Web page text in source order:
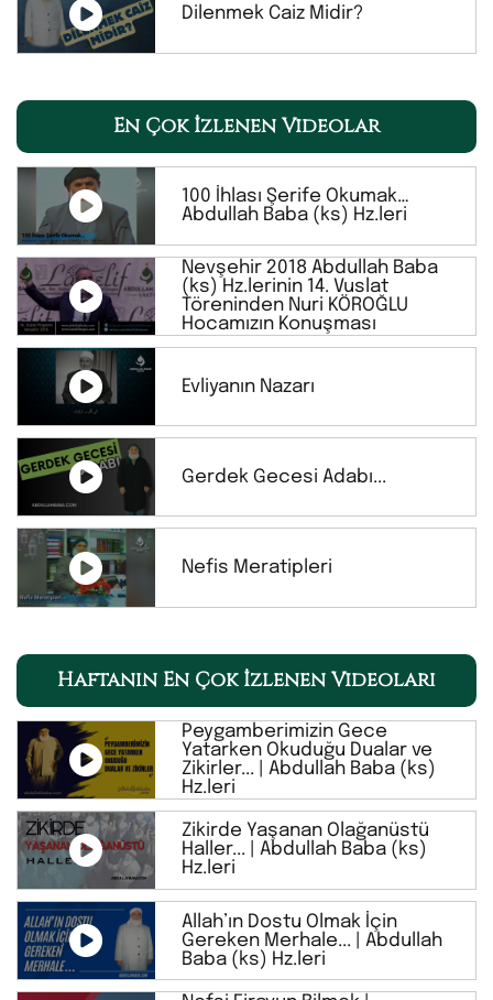
Dilenmek Caiz Midir?
En Çok İzlenen Videolar
100 İhlası Şerife Okumak…
Abdullah Baba (ks) Hz.leri
Nevşehir 2018 Abdullah Baba
(ks) Hz.lerinin 14. Vuslat
Töreninden Nuri KÖROĞLU
Hocamızın Konuşması
Evliyanın Nazarı
Gerdek Gecesi Adabı...
Nefis Meratipleri
Haftanın En Çok İzlenen Videoları
Peygamberimizin Gece
Yatarken Okuduğu Dualar ve
Zikirler... | Abdullah Baba (ks)
Hz.leri
Zikirde Yaşanan Olağanüstü
Haller... | Abdullah Baba (ks)
Hz.leri
Allah’ın Dostu Olmak İçin
Gereken Merhale... | Abdullah
Baba (ks) Hz.leri